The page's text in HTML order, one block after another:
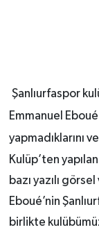
Şanlıurfaspor
Emmanuel
yapmadıklarını
Kulüp’ten
bazı yazılı
Eboué’nin
birlikte